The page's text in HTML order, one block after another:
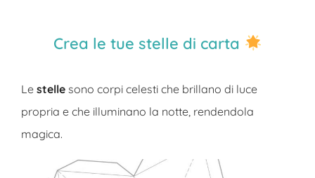
Crea le tue stelle di carta
Le stelle sono corpi celesti che brillano di luce
propria e che illuminano la notte, rendendola
magica.